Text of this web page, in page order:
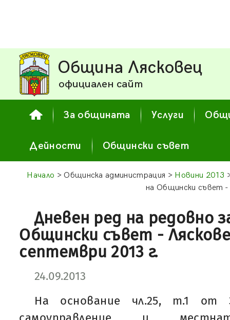
Община Лясковец
официален сайт
За общината Услуги
Дейности Общински съвет
Начало > Общинска администрация > Новини 2013
на Общински съвет -
Дневен ред на редовно
Общински съвет -
септември 2013 г.
24.09.2013
На основание чл.25, т.1 от